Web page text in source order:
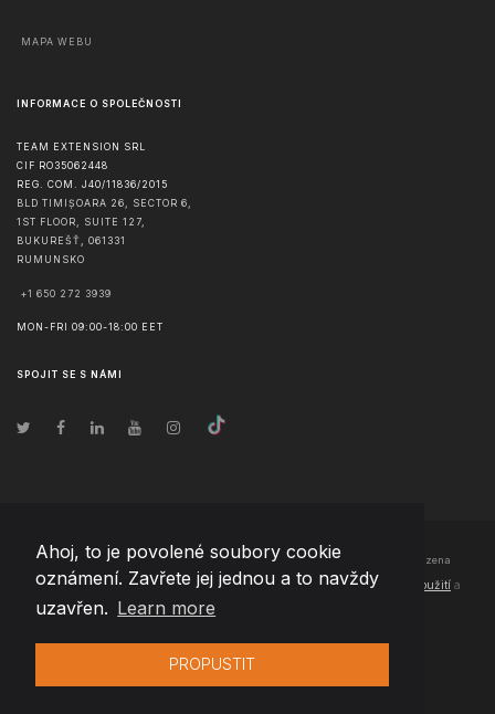
Ahoj, to je povolené soubory cookie
oznámení. Zavřete jej jednou a to navždy
uzavřen. Learn more
PROPUSTIT
MAPA WEBU
INFORMACE O SPOLEČNOSTI
TEAM EXTENSION SRL
CIF RO35062448
REG. COM. J40/11836/2015
BLD TIMIȘOARA 26, SECTOR 6,
1ST FLOOR, SUITE 127,
BUKUREŠŤ , 061331
RUMUNSKO
+1 650 272 3939
MON-FRI 09:00-18:00 EET
SPOJIT SE S NÁMI
© Copyright2026 Team Extension Czech Republic- Všechna práva vyhrazena
Changelog● Používáním těchto stránek souhlasíte s našimiPodmínky použití a
Politika soukromí